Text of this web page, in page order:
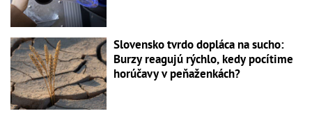
Slovensko tvrdo dopláca na sucho:
Burzy reagujú rýchlo, kedy pocítime
horúčavy v peňaženkách?